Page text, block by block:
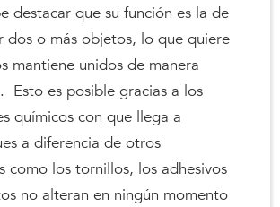
destacar que su función es la de
dos o más objetos, lo que quiere
mantiene unidos de manera
Esto es posible gracias a los
químicos con que llega a
a diferencia de otros
como los tornillos, los adhesivos
no alteran en ningún momento